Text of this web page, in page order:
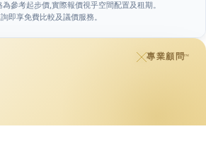
參考起步價,實際報價視乎空間配置及租期。
即享免費比較及議價服務。
專業顧問™